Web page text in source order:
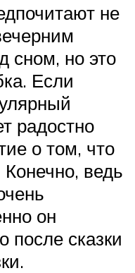
не
сном, но это
Если
радостно
о том, что
ведь
он
после сказки